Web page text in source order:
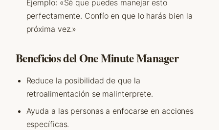
Ejemplo: «Sé que puedes manejar esto
perfectamente. Confío en que lo harás bien la
próxima vez.»
Beneficios del One Minute Manager
Reduce la posibilidad de que la
retroalimentación se malinterprete.
Ayuda a las personas a enfocarse en acciones
específicas.